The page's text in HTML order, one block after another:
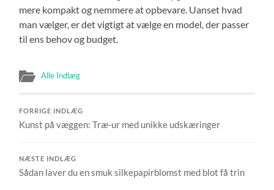
mere kompakt og nemmere at opbevare. Uanset hvad
man vælger, er det vigtigt at vælge en model, der passer
til ens behov og budget.
Alle Indlæg
FORRIGE INDLÆG
Kunst på væggen: Træ-ur med unikke udskæringer
NÆSTE INDLÆG
Sådan laver du en smuk silkepapirblomst med blot få trin